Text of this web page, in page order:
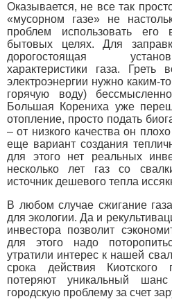
Оказывается, не все так
«мусорном газе» не
проблем использовать
бытовых целях. Для
дорогостоящая
характеристики газа.
электроэнергии нужно каким-
горячую воду)
Большая Корениха уже
отопление, просто подать
– от низкого качества он
еще вариант создания
для этого нет реальных
несколько лет газ со
источник дешевого тепла
В любом случае сжигание
для экологии. Да и
инвестора позволит
для этого надо
утратили интерес к нашей
срока действия Киотского
потеряют уникальный
городскую проблему за счет